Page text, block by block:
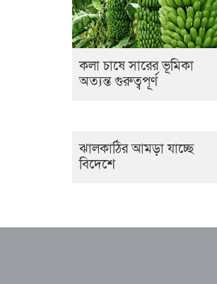
কলা চাষে সারের ভূমিকা
অত্যন্ত গুরুত্বপূর্ণ
ঝালকাঠির আমড়া যাচ্ছে
বিদেশে